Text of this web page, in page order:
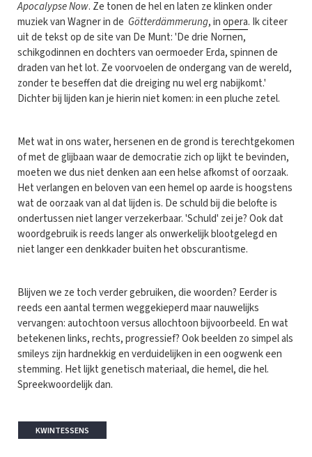
Apocalypse Now. Ze tonen de hel en laten ze klinken onder
muziek van Wagner in de Götterdämmerung, inopera. Ik citeer
uit de tekst op de site van De Munt: 'De drie Nornen,
schikgodinnen en dochters van oermoeder Erda, spinnen de
draden van het lot. Ze voorvoelen de ondergang van de wereld,
zonder te beseffen dat die dreiging nu wel erg nabijkomt.'
Dichter bij lijden kan je hierin niet komen: in een pluche zetel.
Met wat in ons water, hersenen en de grond is terechtgekomen
of met de glijbaan waar de democratie zich op lijkt te bevinden,
moeten we dus niet denken aan een helse afkomst of oorzaak.
Het verlangen en beloven van een hemel op aarde is hoogstens
wat de oorzaak van al dat lijden is. De schuld bij die belofte is
ondertussen niet langer verzekerbaar. 'Schuld' zei je? Ook dat
woordgebruik is reeds langer als onwerkelijk blootgelegd en
niet langer een denkkader buiten het obscurantisme.
Blijven we ze toch verder gebruiken, die woorden? Eerder is
reeds een aantal termen weggekieperd maar nauwelijks
vervangen: autochtoon versus allochtoon bijvoorbeeld. En wat
betekenen links, rechts, progressief? Ook beelden zo simpel als
smileys zijn hardnekkig en verduidelijken in een oogwenk een
stemming. Het lijkt genetisch materiaal, die hemel, die hel.
Spreekwoordelijk dan.
KWINTESSENS